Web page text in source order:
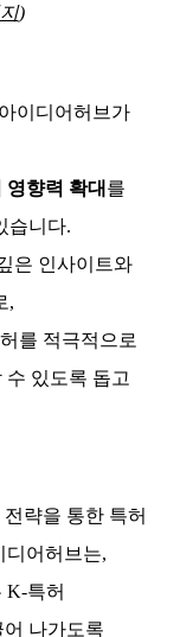
)
이디어허브가
향력 확대 를
습니다.
은 인사이트와
,
를 적극적으로
있도록 돕고
략을 통한 특허
디어허브는,
K-특허
나가도록